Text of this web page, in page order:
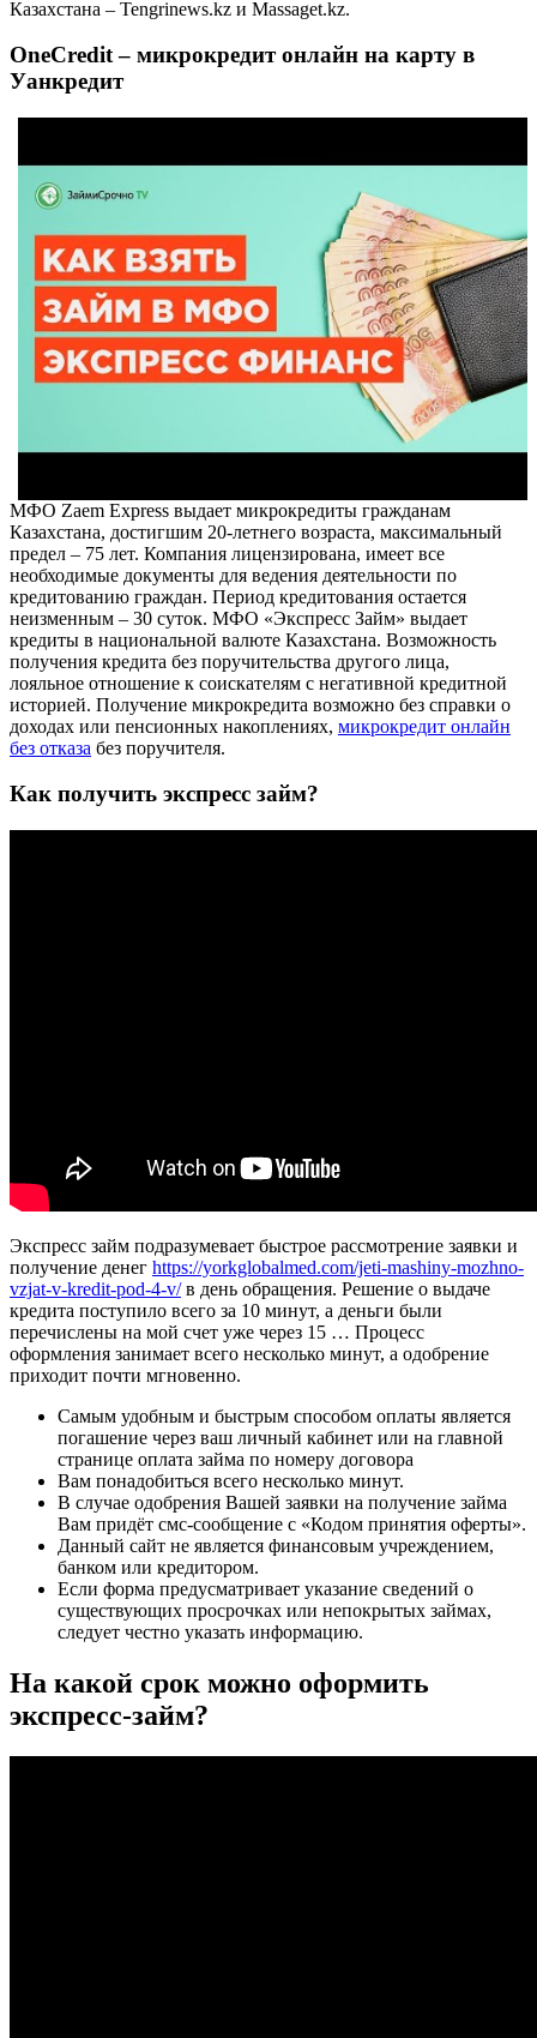
Казахстана – Tengrinews.kz и Massaget.kz.
OneCredit – микрокредит онлайн на карту в
Уанкредит
МФО Zaem Express выдает микрокредиты гражданам
Казахстана, достигшим 20-летнего возраста, максимальный
предел – 75 лет. Компания лицензирована, имеет все
необходимые документы для ведения деятельности по
кредитованию граждан. Период кредитования остается
неизменным – 30 суток. МФО «Экспресс Займ» выдает
кредиты в национальной валюте Казахстана. Возможность
получения кредита без поручительства другого лица,
лояльное отношение к соискателям с негативной кредитной
историей. Получение микрокредита возможно без справки о
доходах или пенсионных накоплениях, микрокредит онлайн
без отказа без поручителя.
Как получить экспресс займ?
Экспресс займ подразумевает быстрое рассмотрение заявки и
получение денег https://yorkglobalmed.com/jeti-mashiny-mozhno-
vzjat-v-kredit-pod-4-v/в день обращения. Решение о выдаче
кредита поступило всего за 10 минут, а деньги были
перечислены на мой счет уже через 15 … Процесс
оформления занимает всего несколько минут, а одобрение
приходит почти мгновенно.
Самым удобным и быстрым способом оплаты является
погашение через ваш личный кабинет или на главной
странице оплата займа по номеру договора
Вам понадобиться всего несколько минут.
В случае одобрения Вашей заявки на получение займа
Вам придёт смс-сообщение с «Кодом принятия оферты».
Данный сайт не является финансовым учреждением,
банком или кредитором.
Если форма предусматривает указание сведений о
существующих просрочках или непокрытых займах,
следует честно указать информацию.
На какой срок можно оформить
экспресс-займ?